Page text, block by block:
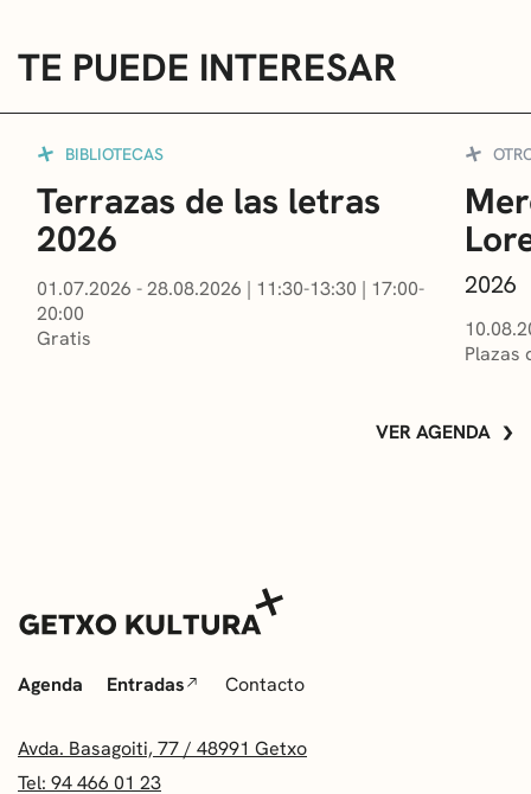
TE PUEDE INTERESAR
BIBLIOTECAS
Terrazas de las letras
2026
01.07.2026 - 28.08.2026 | 11:30-13:30 | 17:00-
20:00
Gratis
2026
Plazas
VER AGENDA
Agenda Entradas Contacto
Avda. Basagoiti, 77 / 48991 Getxo
Tel: 94 466 01 23